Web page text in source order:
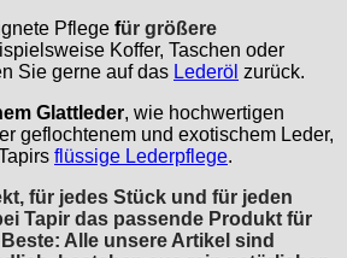
Pflege für größere
Koffer, Taschen oder
Sie gerne auf das Lederöl zurück.
Glattleder, wie hochwertigen
geflochtenem und exotischem Leder,
flüssige Lederpflege.
für jedes Stück und für jeden
Tapir das passende Produkt für
Alle unsere Artikel sind